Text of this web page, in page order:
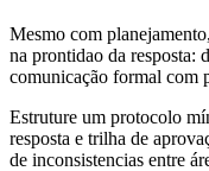
Mesmo com
na prontidao da resposta:
comunicação formal com
Estruture um protocolo
resposta e trilha de
de inconsistencias entre